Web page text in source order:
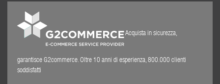
Acquista in sicurezza,
garantisce G2commerce. Oltre 10 anni di esperienza, 800.000 clienti
soddisfatti